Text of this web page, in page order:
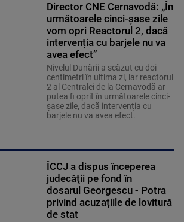
Director CNE Cernavodă: „În
următoarele cinci-șase zile
vom opri Reactorul 2, dacă
intervenția cu barjele nu va
avea efect”
Nivelul Dunării a scăzut cu doi
centimetri în ultima zi, iar reactorul
2 al Centralei de la Cernavodă ar
putea fi oprit în următoarele cinci-
șase zile, dacă intervenția cu
barjele nu va avea efect.
ÎCCJ a dispus începerea
judecăţii pe fond în
dosarul Georgescu - Potra
privind acuzațiile de lovitură
de stat